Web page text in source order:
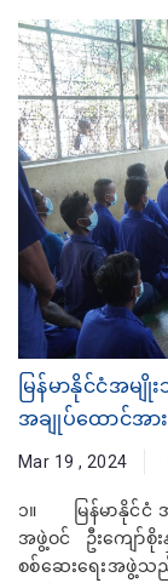
မြန်မာနိုင်ငံအ
အချုပ်ထောင်အာ
Mar 19 , 2024
၁။ မြန်မာနိုင်ငံ
အဖွဲ့ဝင် ဦးကျော်
စစ်ဆေးရေးအဖွဲ့သည်